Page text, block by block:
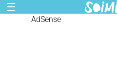
AdSense